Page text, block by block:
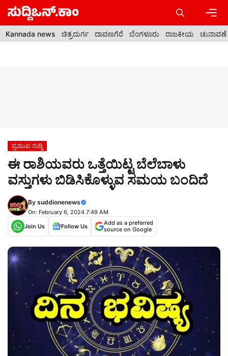
Skip
content
Kannada news ಚಿತ್ರದುರ್ಗ ದಾವಣಗೆರೆ ಬೆಂಗಳೂರು ರಾಜಕೀಯ ಚುನಾವಣೆ
ಪ್ರಮುಖ ಸುದ್ದಿ
ಈ ರಾಶಿಯವರು ಒತ್ತೆಯಿಟ್ಟ ಬೆಲೆಬಾಳು
ವಸ್ತುಗಳು ಬಿಡಿಸಿಕೊಳ್ಳುವ ಸಮಯ ಬಂದಿದೆ
By suddionenews
On: February 6, 2024 7:49 AM
Join Us
Follow Us
Add as a preferred
source on Google